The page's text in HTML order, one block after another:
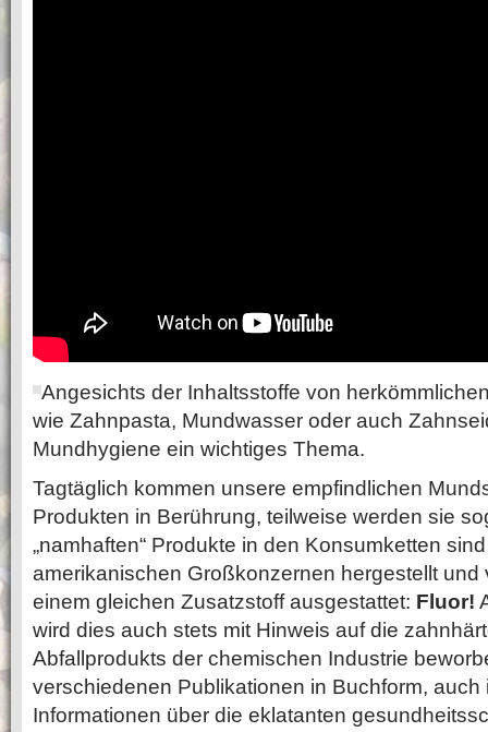
Angesichts der Inhaltsstoffe von
wie Zahnpasta, Mundwasser oder auch
Mundhygiene ein wichtiges Thema.
Tagtäglich kommen unsere empfindlichen
Produkten in Berührung, teilweise werden sie
„namhaften“ Produkte in den Konsumketten
amerikanischen Großkonzernen hergestellt und
einem gleichen Zusatzstoff ausgestattet: Fluor!
wird dies auch stets mit Hinweis auf die
Abfallprodukts der chemischen Industrie
verschiedenen Publikationen in Buchform, auch
Informationen über die eklatanten